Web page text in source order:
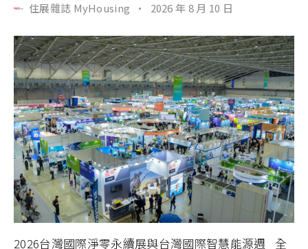
住展雜誌 MyHousing · 2026 年 8 月 10 日
2026台灣國際淨零永續展與台灣國際智慧能源週 全